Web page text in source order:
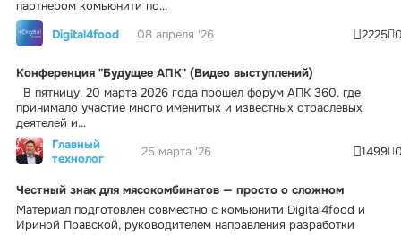
партнером комьюнити по...
Digital4food
08 апреля '26 2225
Конференция "Будущее АПК" (Видео выступлений)
В пятницу, 20 марта 2026 года прошел форум АПК 360, где
принимало участие много именитых и известных отраслевых
деятелей и...
Главный
технолог
25 марта '26 1499
Честный знак для мясокомбинатов — просто о сложном
Материал подготовлен совместно с комьюнити Digital4food и
Ириной Правской, руководителем направления разработки